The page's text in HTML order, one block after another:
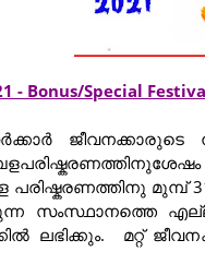
- Bonus/Special
ജീവനക്കാരുടെ
പരിഷ്കരണത്തിനു മുമ്പ്
സംസ്ഥാനത്തെ
ലഭിക്കും. മറ്റ്